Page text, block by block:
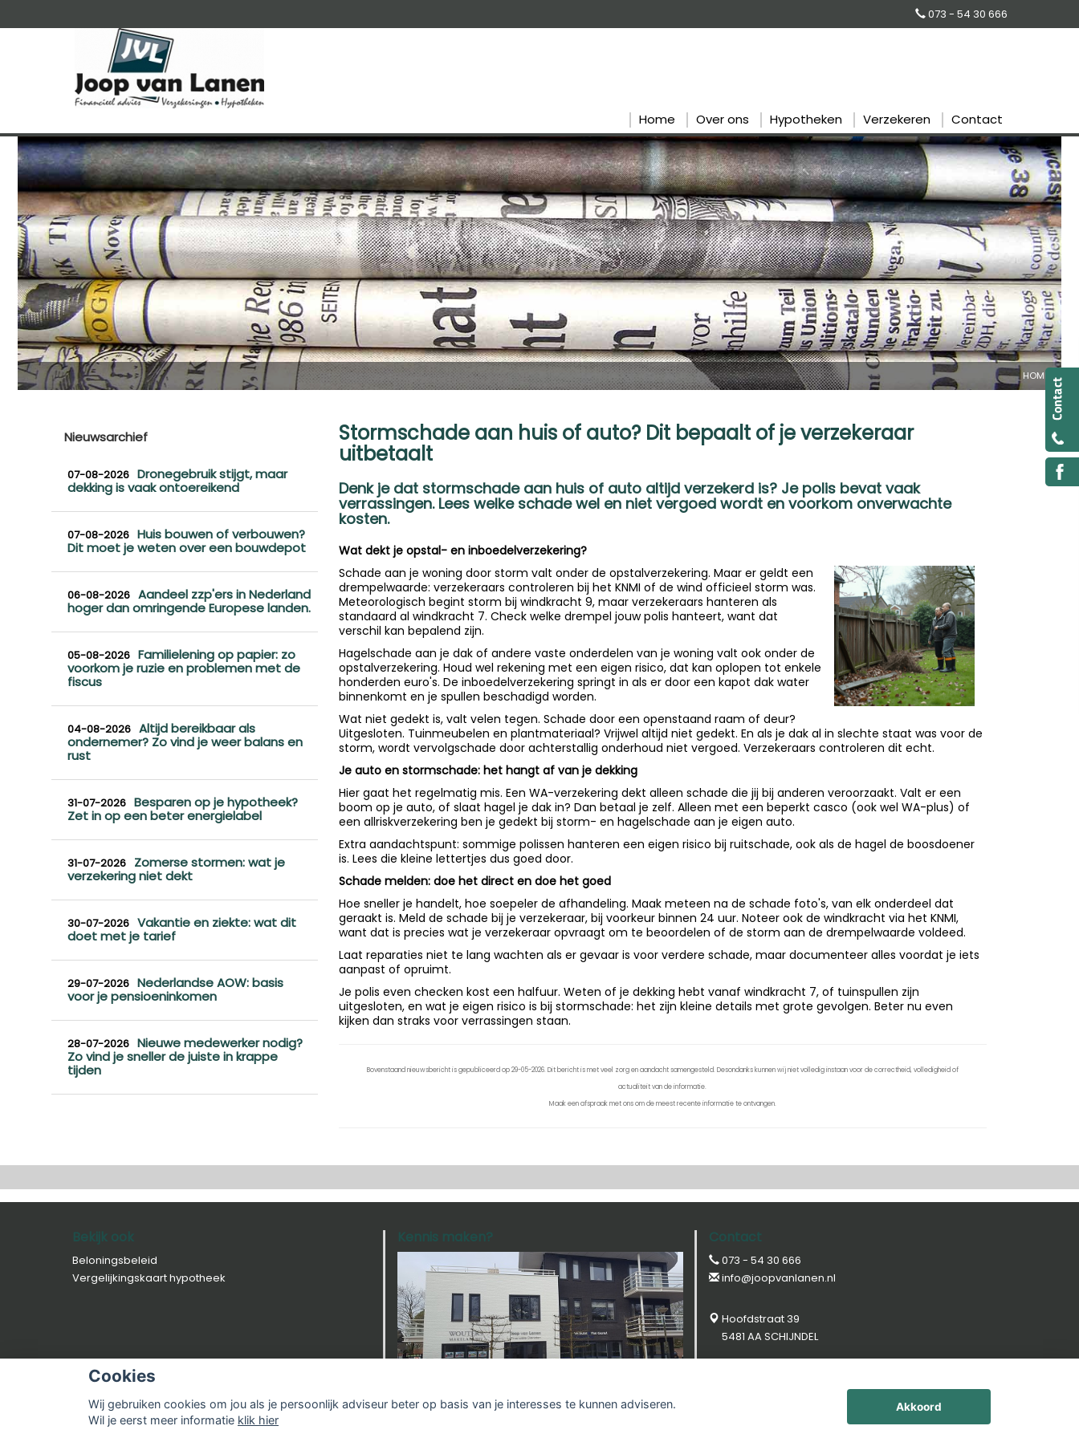
Cookies
Wij gebruiken cookies om jou als je persoonlijk adviseur beter op basis van je interesses te kunnen adviseren.
Wil je eerst meer informatie klik hier
Akkoord
073 - 54 30 666
Home Over ons Hypotheken Verzekeren Contact
HOME
Nieuwsarchief
07-08-2026 Dronegebruik stijgt, maar
dekking is vaak ontoereikend
07-08-2026 Huis bouwen of verbouwen?
Dit moet je weten over een bouwdepot
06-08-2026 Aandeel zzp'ers in Nederland
hoger dan omringende Europese landen.
05-08-2026 Familielening op papier: zo
voorkom je ruzie en problemen met de
fiscus
04-08-2026 Altijd bereikbaar als
ondernemer? Zo vind je weer balans en
rust
31-07-2026 Besparen op je hypotheek?
Zet in op een beter energielabel
31-07-2026
Zomerse stormen: wat je
verzekering niet dekt
30-07-2026 Vakantie en ziekte: wat dit
doet met je tarief
29-07-2026 Nederlandse AOW: basis
voor je pensioeninkomen
28-07-2026 Nieuwe medewerker nodig?
Zo vind je sneller de juiste in krappe
tijden
Stormschade aan huis of auto? Dit bepaalt of je verzekeraar
uitbetaalt
Denk je dat stormschade aan huis of auto altijd verzekerd is? Je polis bevat vaak
verrassingen. Lees welke schade wel en niet vergoed wordt en voorkom onverwachte
kosten.
Wat dekt je opstal- en inboedelverzekering?
Schade aan je woning door storm valt onder de opstalverzekering. Maar er geldt een
drempelwaarde: verzekeraars controleren bij het KNMI of de wind officieel storm was.
Meteorologisch begint storm bij windkracht 9, maar verzekeraars hanteren als
standaard al windkracht 7. Check welke drempel jouw polis hanteert, want dat
verschil kan bepalend zijn.
Hagelschade aan je dak of andere vaste onderdelen van je woning valt ook onder de
opstalverzekering. Houd wel rekening met een eigen risico, dat kan oplopen tot enkele
honderden euro's. De inboedelverzekering springt in als er door een kapot dak water
binnenkomt en je spullen beschadigd worden.
Wat niet gedekt is, valt velen tegen. Schade door een openstaand raam of deur?
Uitgesloten. Tuinmeubelen en plantmateriaal? Vrijwel altijd niet gedekt. En als je dak al in slechte staat was voor de
storm, wordt vervolgschade door achterstallig onderhoud niet vergoed. Verzekeraars controleren dit echt.
Je auto en stormschade: het hangt af van je dekking
Hier gaat het regelmatig mis. Een WA-verzekering dekt alleen schade die jij bij anderen veroorzaakt. Valt er een
boom op je auto, of slaat hagel je dak in? Dan betaal je zelf. Alleen met een beperkt casco (ook wel WA-plus) of
een allriskverzekering ben je gedekt bij storm- en hagelschade aan je eigen auto.
Extra aandachtspunt: sommige polissen hanteren een eigen risico bij ruitschade, ook als de hagel de boosdoener
is. Lees die kleine lettertjes dus goed door.
Schade melden: doe het direct en doe het goed
Hoe sneller je handelt, hoe soepeler de afhandeling. Maak meteen na de schade foto's, van elk onderdeel dat
geraakt is. Meld de schade bij je verzekeraar, bij voorkeur binnen 24 uur. Noteer ook de windkracht via het KNMI,
want dat is precies wat je verzekeraar opvraagt om te beoordelen of de storm aan de drempelwaarde voldeed.
Laat reparaties niet te lang wachten als er gevaar is voor verdere schade, maar documenteer alles voordat je iets
aanpast of opruimt.
Je polis even checken kost een halfuur. Weten of je dekking hebt vanaf windkracht 7, of tuinspullen zijn
uitgesloten, en wat je eigen risico is bij stormschade: het zijn kleine details met grote gevolgen. Beter nu even
kijken dan straks voor verrassingen staan.
Bovenstaand nieuwsbericht is gepubliceerd op 29-05-2026. Dit bericht is met veel zorg en aandacht samengesteld. Desondanks kunnen wij niet volledig instaan voor de correctheid, volledigheid of
actualiteit van de informatie.
Maak een afspraak met ons om de meest recente informatie te ontvangen.
Bekijk ook
Beloningsbeleid
Vergelijkingskaart hypotheek
Kennis maken? Contact
073 - 54 30 666
info@joopvanlanen.nl
Hoofdstraat 39
5481 AA SCHIJNDEL
© CopyrightAssupport BV2026 |Sitemap